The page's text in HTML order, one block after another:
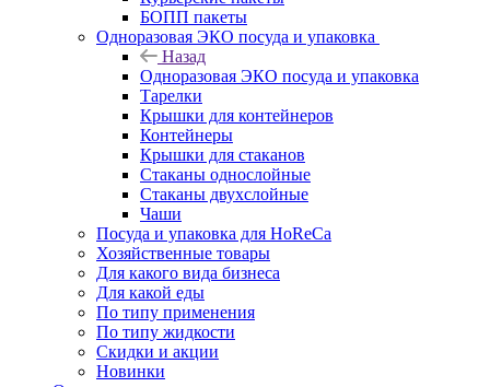
БОПП пакеты
Одноразовая ЭКО посуда и упаковка
Назад
Одноразовая ЭКО посуда и упаковка
Тарелки
Крышки для контейнеров
Контейнеры
Крышки для стаканов
Стаканы однослойные
Стаканы двухслойные
Чаши
Посуда и упаковка для HoReCa
Хозяйственные товары
Для какого вида бизнеса
Для какой еды
По типу применения
По типу жидкости
Скидки и акции
Новинки